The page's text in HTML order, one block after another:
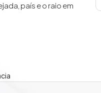
país e o raio em